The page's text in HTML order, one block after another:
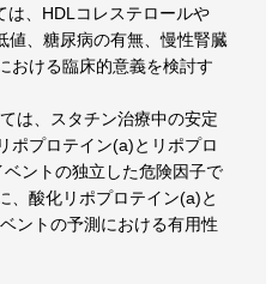
は、HDLコレステロールや
値、糖尿病の有無、慢性腎臓
おける臨床的意義を検討す
は、スタチン治療中の安定
ポプロテイン(a)とリポプロ
ントの独立した危険因子で
、酸化リポプロテイン(a)と
ントの予測における有用性